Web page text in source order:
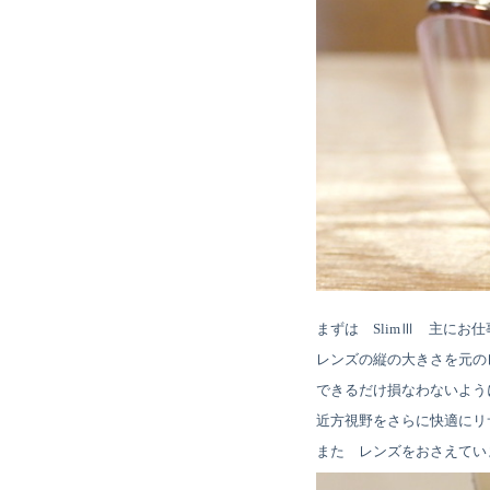
まずは SlimⅢ 主にお仕
レンズの縦の大きさを元
できるだけ損なわないよ
近方視野をさらに快適に
また レンズをおさえてい